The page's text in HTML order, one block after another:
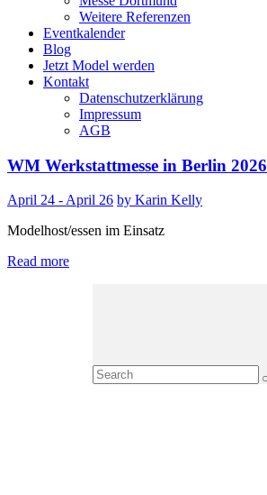
Weitere Referenzen
Eventkalender
Blog
Jetzt Model werden
Kontakt
Datenschutzerklärung
Impressum
AGB
WM Werkstattmesse in Berlin 2026
April 24 - April 26 by Karin Kelly
Modelhost/essen im Einsatz
Read more